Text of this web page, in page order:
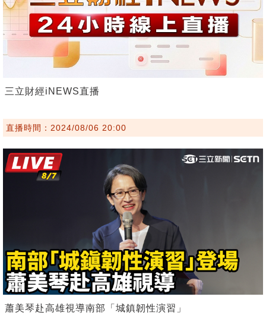
三立財經iNEWS直播
直播時間：2024/08/06 20:00
蕭美琴赴高雄視導南部「城鎮韌性演習」